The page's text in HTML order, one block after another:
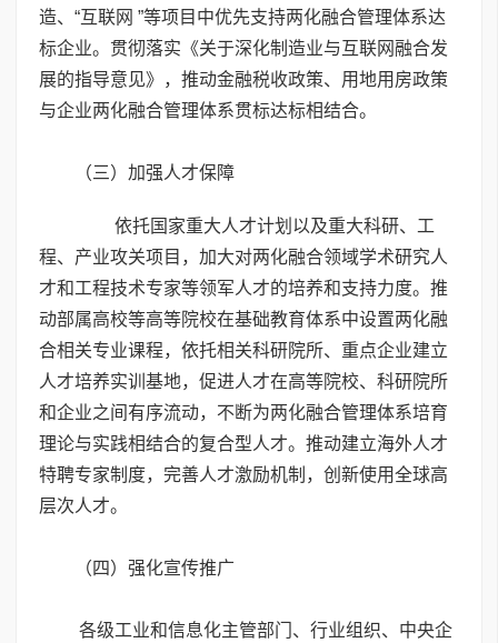
造、“互联网 ”等项目中优先支持两化融合管理体系达
标企业。贯彻落实《关于深化制造业与互联网融合发
展的指导意见》，推动金融税收政策、用地用房政策
与企业两化融合管理体系贯标达标相结合。
（三）加强人才保障
依托国家重大人才计划以及重大科研、工
程、产业攻关项目，加大对两化融合领域学术研究人
才和工程技术专家等领军人才的培养和支持力度。推
动部属高校等高等院校在基础教育体系中设置两化融
合相关专业课程，依托相关科研院所、重点企业建立
人才培养实训基地，促进人才在高等院校、科研院所
和企业之间有序流动，不断为两化融合管理体系培育
理论与实践相结合的复合型人才。推动建立海外人才
特聘专家制度，完善人才激励机制，创新使用全球高
层次人才。
（四）强化宣传推广
各级工业和信息化主管部门、行业组织、中央企